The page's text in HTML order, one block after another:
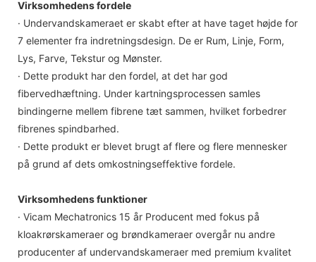
Virksomhedens fordele
· Undervandskameraet er skabt efter at have taget højde for
7 elementer fra indretningsdesign. De er Rum, Linje, Form,
Lys, Farve, Tekstur og Mønster.
· Dette produkt har den fordel, at det har god
fibervedhæftning. Under kartningsprocessen samles
bindingerne mellem fibrene tæt sammen, hvilket forbedrer
fibrenes spindbarhed.
· Dette produkt er blevet brugt af flere og flere mennesker
på grund af dets omkostningseffektive fordele.
Virksomhedens funktioner
· Vicam Mechatronics 15 år Producent med fokus på
kloakrørskameraer og brøndkameraer overgår nu andre
producenter af undervandskameraer med premium kvalitet